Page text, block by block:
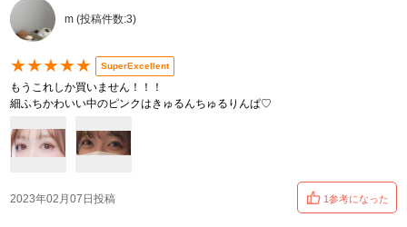
m (投稿件数:3)
★★★★★ SuperExcellent
もうこれしか買いません！！！
細ふちかわいい中のピンクはきゅるんちゅるりんぱ♡
2023年02月07日投稿 1参考になった